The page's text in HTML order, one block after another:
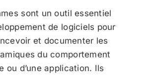
sont un outil essentiel
de logiciels pour
et documenter les
du comportement
ou d’une application. Ils